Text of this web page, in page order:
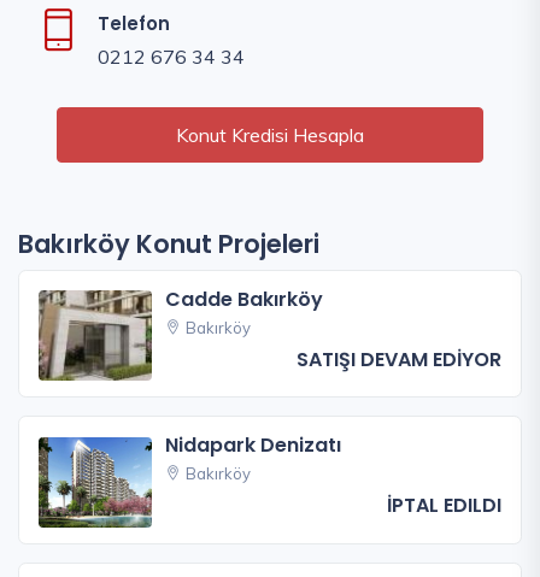
Telefon
0212 676 34 34
Konut Kredisi Hesapla
Bakırköy Konut Projeleri
Cadde Bakırköy
Bakırköy
SATIŞI DEVAM EDİYOR
Nidapark Denizatı
Bakırköy
İPTAL EDILDI